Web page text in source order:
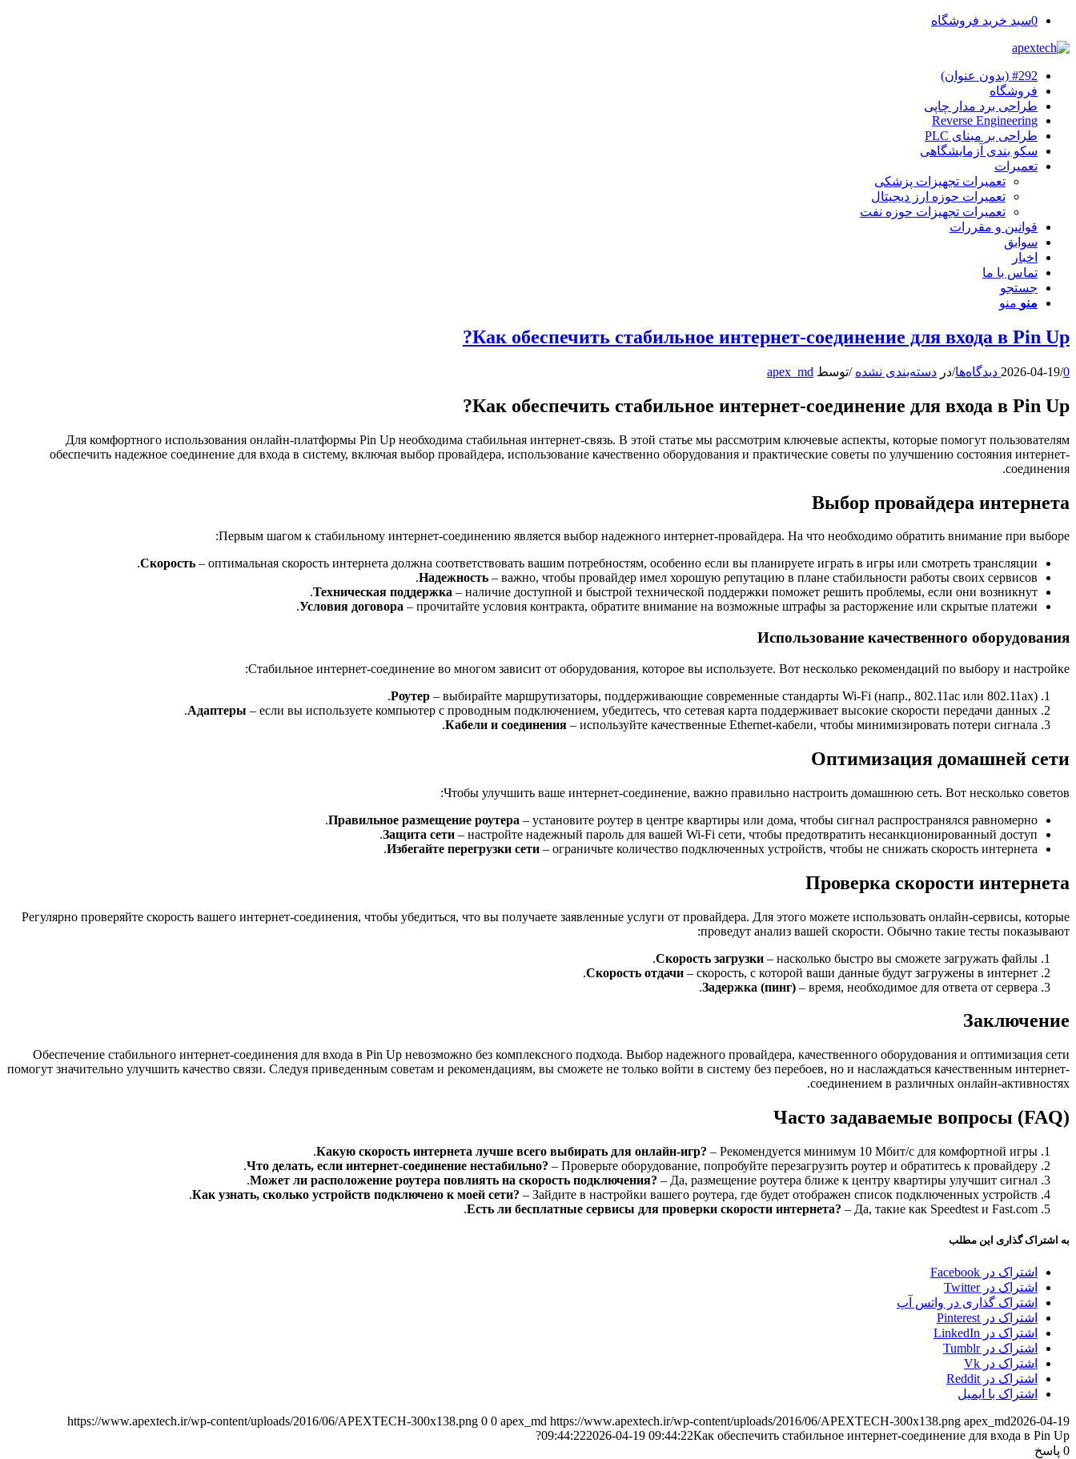
0سبد خرید فروشگاه
#292 (بدون عنوان)
فروشگاه
طراحی برد مدار چاپی
Reverse Engineering
طراحی بر مبنای PLC
سکو بندی آزمایشگاهی
تعمیرات
تعمیرات تجهیزات پزشکی
تعمیرات حوزه ارز دیجیتال
تعمیرات تجهیزات حوزه نفت
قوانین و مقررات
سوابق
اخبار
تماس با ما
جستجو
منو منو
Как обеспечить стабильное интернет-соединение для входа в Pin Up?
2026-04-19/0 دیدگاه‌ها /در دسته‌بندی نشده /توسط apex_md
Как обеспечить стабильное интернет-соединение для входа в Pin Up?
Для комфортного использования онлайн-платформы Pin Up необходима стабильная интернет-связь. В этой статье мы рассмотрим ключевые аспекты, которые помогут пользователям
обеспечить надежное соединение для входа в систему, включая выбор провайдера, использование качественно оборудования и практические советы по улучшению состояния интернет-
соединения.
Выбор провайдера интернета
Первым шагом к стабильному интернет-соединению является выбор надежного интернет-провайдера. На что необходимо обратить внимание при выборе:
Скорость – оптимальная скорость интернета должна соответствовать вашим потребностям, особенно если вы планируете играть в игры или смотреть трансляции.
Надежность – важно, чтобы провайдер имел хорошую репутацию в плане стабильности работы своих сервисов.
Техническая поддержка – наличие доступной и быстрой технической поддержки поможет решить проблемы, если они возникнут.
Условия договора – прочитайте условия контракта, обратите внимание на возможные штрафы за расторжение или скрытые платежи.
Использование качественного оборудования
Стабильное интернет-соединение во многом зависит от оборудования, которое вы используете. Вот несколько рекомендаций по выбору и настройке:
Роутер – выбирайте маршрутизаторы, поддерживающие современные стандарты Wi-Fi (напр., 802.11ac или 802.11ax).
Адаптеры – если вы используете компьютер с проводным подключением, убедитесь, что сетевая карта поддерживает высокие скорости передачи данных.
Кабели и соединения – используйте качественные Ethernet-кабели, чтобы минимизировать потери сигнала.
Оптимизация домашней сети
Чтобы улучшить ваше интернет-соединение, важно правильно настроить домашнюю сеть. Вот несколько советов:
Правильное размещение роутера – установите роутер в центре квартиры или дома, чтобы сигнал распространялся равномерно.
Защита сети – настройте надежный пароль для вашей Wi-Fi сети, чтобы предотвратить несанкционированный доступ.
Избегайте перегрузки сети – ограничьте количество подключенных устройств, чтобы не снижать скорость интернета.
Проверка скорости интернета
Регулярно проверяйте скорость вашего интернет-соединения, чтобы убедиться, что вы получаете заявленные услуги от провайдера. Для этого можете использовать онлайн-сервисы, которые
проведут анализ вашей скорости. Обычно такие тесты показывают:
Скорость загрузки – насколько быстро вы сможете загружать файлы.
Скорость отдачи – скорость, с которой ваши данные будут загружены в интернет.
Задержка (пинг) – время, необходимое для ответа от сервера.
Заключение
Обеспечение стабильного интернет-соединения для входа в Pin Up невозможно без комплексного подхода. Выбор надежного провайдера, качественного оборудования и оптимизация сети
помогут значительно улучшить качество связи. Следуя приведенным советам и рекомендациям, вы сможете не только войти в систему без перебоев, но и наслаждаться качественным интернет-
соединением в различных онлайн-активностях.
Часто задаваемые вопросы (FAQ)
Какую скорость интернета лучше всего выбирать для онлайн-игр? – Рекомендуется минимум 10 Мбит/с для комфортной игры.
Что делать, если интернет-соединение нестабильно? – Проверьте оборудование, попробуйте перезагрузить роутер и обратитесь к провайдеру.
Может ли расположение роутера повлиять на скорость подключения? – Да, размещение роутера ближе к центру квартиры улучшит сигнал.
Как узнать, сколько устройств подключено к моей сети? – Зайдите в настройки вашего роутера, где будет отображен список подключенных устройств.
Есть ли бесплатные сервисы для проверки скорости интернета? – Да, такие как Speedtest и Fast.com.
به اشتراک گذاری این مطلب
اشتراک در Facebook
اشتراک در Twitter
اشتراک گذاری در واتس آپ
اشتراک در Pinterest
اشتراک در LinkedIn
اشتراک در Tumblr
اشتراک در Vk
اشتراک در Reddit
اشتراک با ایمیل
https://www.apextech.ir/wp-content/uploads/2016/06/APEXTECH-300x138.png 0 0 apex_md https://www.apextech.ir/wp-content/uploads/2016/06/APEXTECH-300x138.png apex_md2026-04-19
09:44:222026-04-19 09:44:22Как обеспечить стабильное интернет-соединение для входа в Pin Up?
0 پاسخ